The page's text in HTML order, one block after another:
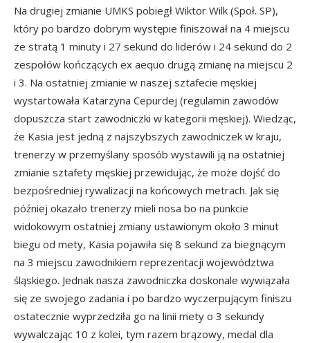
Na drugiej zmianie UMKS pobiegł Wiktor Wilk (Społ. SP),
który po bardzo dobrym występie finiszował na 4 miejscu
ze stratą 1 minuty i 27 sekund do liderów i 24 sekund do 2
zespołów kończących ex aequo drugą zmianę na miejscu 2
i 3. Na ostatniej zmianie w naszej sztafecie męskiej
wystartowała Katarzyna Cepurdej (regulamin zawodów
dopuszcza start zawodniczki w kategorii męskiej). Wiedząc,
że Kasia jest jedną z najszybszych zawodniczek w kraju,
trenerzy w przemyślany sposób wystawili ją na ostatniej
zmianie sztafety męskiej przewidując, że może dojść do
bezpośredniej rywalizacji na końcowych metrach. Jak się
później okazało trenerzy mieli nosa bo na punkcie
widokowym ostatniej zmiany ustawionym około 3 minut
biegu od mety, Kasia pojawiła się 8 sekund za biegnącym
na 3 miejscu zawodnikiem reprezentacji województwa
śląskiego. Jednak nasza zawodniczka doskonale wywiązała
się ze swojego zadania i po bardzo wyczerpującym finiszu
ostatecznie wyprzedziła go na linii mety o 3 sekundy
wywalczając 10 z kolei, tym razem brązowy, medal dla